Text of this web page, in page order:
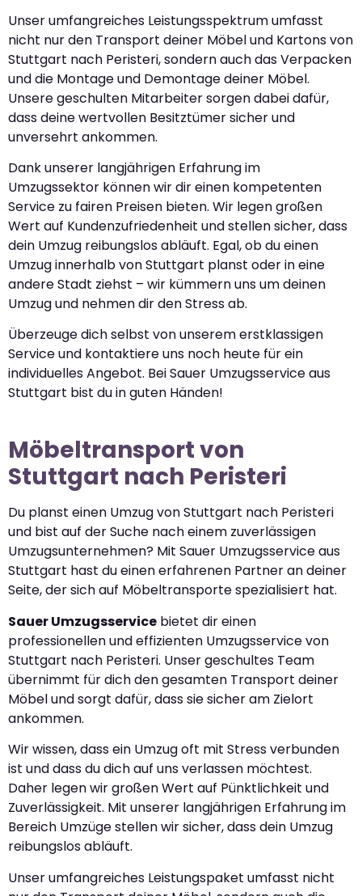
Unser umfangreiches Leistungsspektrum umfasst
nicht nur den Transport deiner Möbel und Kartons von
Stuttgart nach Peristeri, sondern auch das Verpacken
und die Montage und Demontage deiner Möbel.
Unsere geschulten Mitarbeiter sorgen dabei dafür,
dass deine wertvollen Besitztümer sicher und
unversehrt ankommen.
Dank unserer langjährigen Erfahrung im
Umzugssektor können wir dir einen kompetenten
Service zu fairen Preisen bieten. Wir legen großen
Wert auf Kundenzufriedenheit und stellen sicher, dass
dein Umzug reibungslos abläuft. Egal, ob du einen
Umzug innerhalb von Stuttgart planst oder in eine
andere Stadt ziehst – wir kümmern uns um deinen
Umzug und nehmen dir den Stress ab.
Überzeuge dich selbst von unserem erstklassigen
Service und kontaktiere uns noch heute für ein
individuelles Angebot. Bei Sauer Umzugsservice aus
Stuttgart bist du in guten Händen!
Möbeltransport von
Stuttgart nach Peristeri
Du planst einen Umzug von Stuttgart nach Peristeri
und bist auf der Suche nach einem zuverlässigen
Umzugsunternehmen? Mit Sauer Umzugsservice aus
Stuttgart hast du einen erfahrenen Partner an deiner
Seite, der sich auf Möbeltransporte spezialisiert hat.
Sauer Umzugsservice bietet dir einen
professionellen und effizienten Umzugsservice von
Stuttgart nach Peristeri. Unser geschultes Team
übernimmt für dich den gesamten Transport deiner
Möbel und sorgt dafür, dass sie sicher am Zielort
ankommen.
Wir wissen, dass ein Umzug oft mit Stress verbunden
ist und dass du dich auf uns verlassen möchtest.
Daher legen wir großen Wert auf Pünktlichkeit und
Zuverlässigkeit. Mit unserer langjährigen Erfahrung im
Bereich Umzüge stellen wir sicher, dass dein Umzug
reibungslos abläuft.
Unser umfangreiches Leistungspaket umfasst nicht